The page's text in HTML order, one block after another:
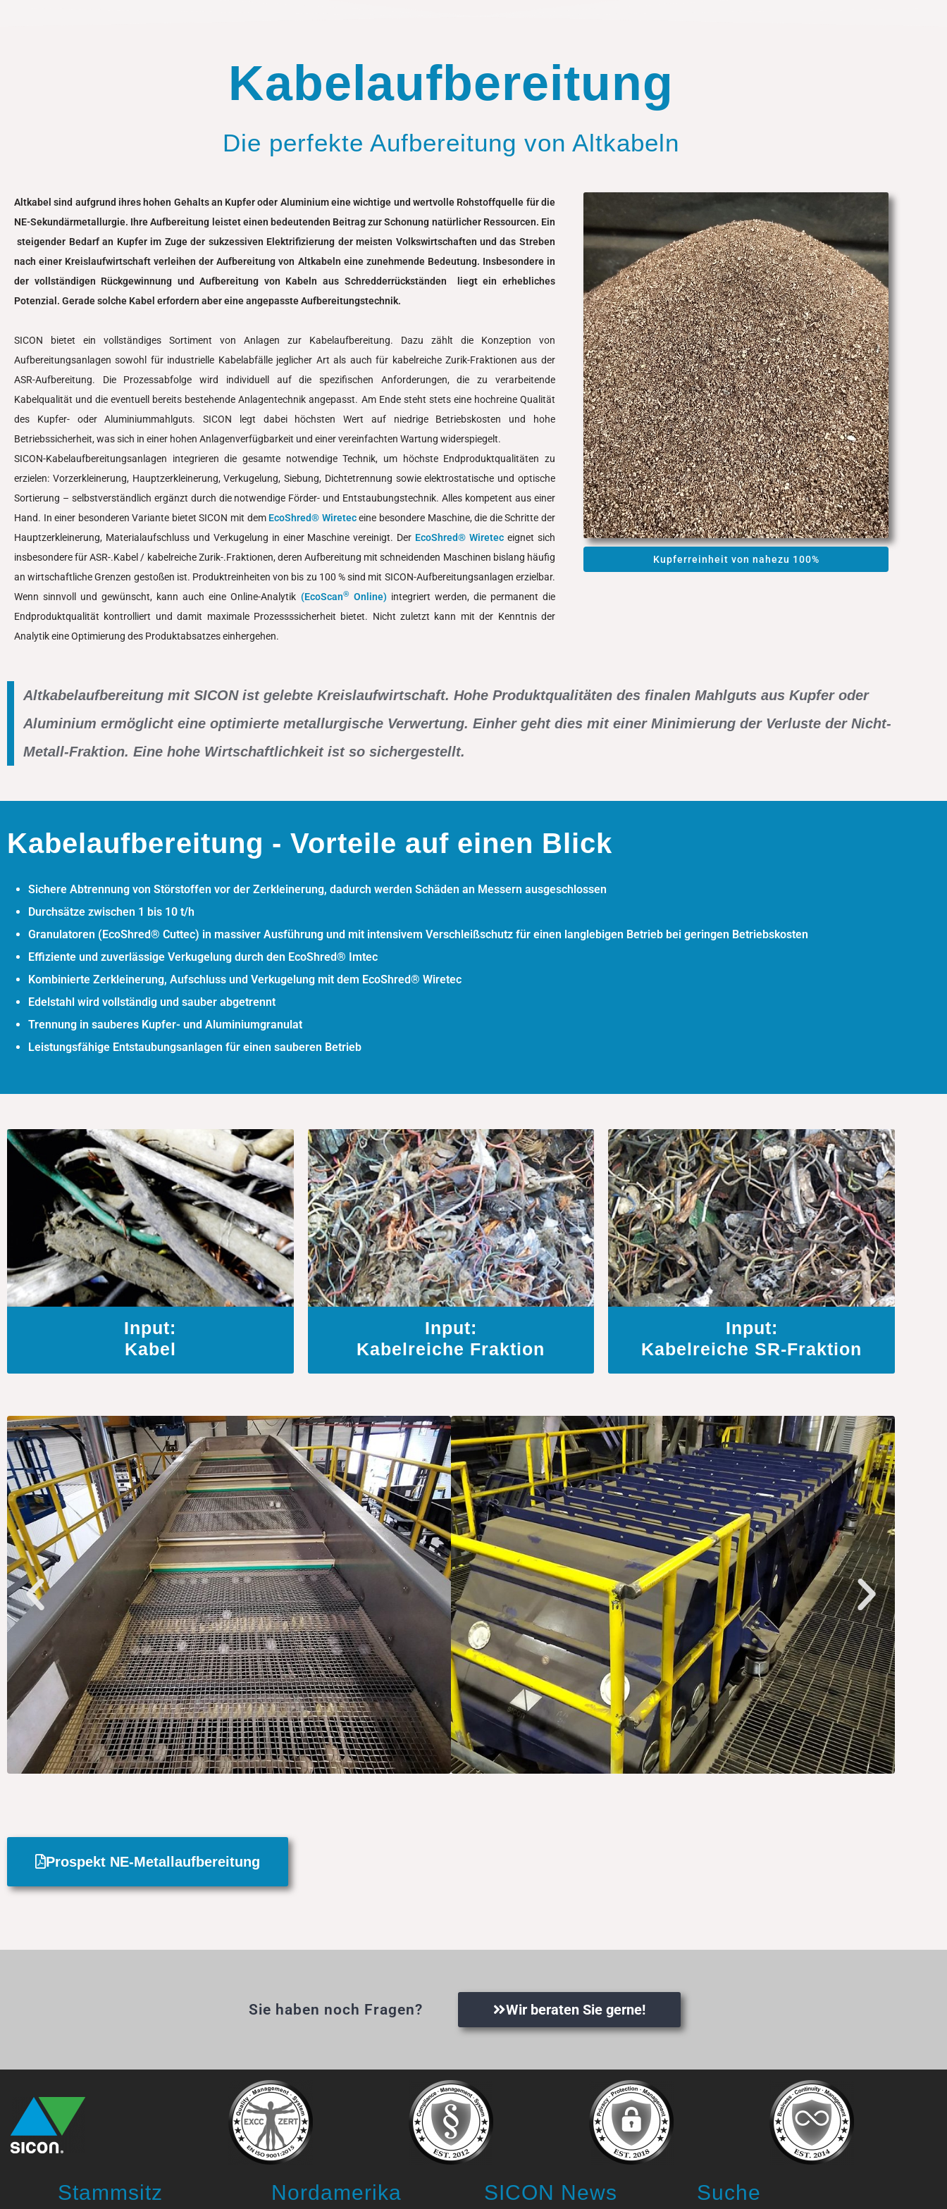
Kabelaufbereitung
Die perfekte Aufbereitung von Altkabeln
Altkabel sind aufgrund ihres hohen Gehalts an Kupfer oder Aluminium eine wichtige und wertvolle Rohstoffquelle für die
NE-Sekundärmetallurgie. Ihre Aufbereitung leistet einen bedeutenden Beitrag zur Schonung natürlicher Ressourcen. Ein
steigender Bedarf an Kupfer im Zuge der sukzessiven Elektrifizierung der meisten Volkswirtschaften und das Streben
nach einer Kreislaufwirtschaft verleihen der Aufbereitung von Altkabeln eine zunehmende Bedeutung. Insbesondere in
der vollständigen Rückgewinnung und Aufbereitung von Kabeln aus Schredderrückständen liegt ein erhebliches
Potenzial. Gerade solche Kabel erfordern aber eine angepasste Aufbereitungstechnik.
SICON bietet ein vollständiges Sortiment von Anlagen zur Kabelaufbereitung. Dazu zählt die Konzeption von
Aufbereitungsanlagen sowohl für industrielle Kabelabfälle jeglicher Art als auch für kabelreiche Zurik-Fraktionen aus der
ASR-Aufbereitung. Die Prozessabfolge wird individuell auf die spezifischen Anforderungen, die zu verarbeitende
Kabelqualität und die eventuell bereits bestehende Anlagentechnik angepasst. Am Ende steht stets eine hochreine Qualität
des Kupfer- oder Aluminiummahlguts. SICON legt dabei höchsten Wert auf niedrige Betriebskosten und hohe
Betriebssicherheit, was sich in einer hohen Anlagenverfügbarkeit und einer vereinfachten Wartung widerspiegelt.
SICON-Kabelaufbereitungsanlagen integrieren die gesamte notwendige Technik, um höchste Endproduktqualitäten zu
erzielen: Vorzerkleinerung, Hauptzerkleinerung, Verkugelung, Siebung, Dichtetrennung sowie elektrostatische und optische
Sortierung – selbstverständlich ergänzt durch die notwendige Förder- und Entstaubungstechnik. Alles kompetent aus einer
Hand. In einer besonderen Variante bietet SICON mit dem EcoShred® Wireteceine besondere Maschine, die die Schritte der
Hauptzerkleinerung, Materialaufschluss und Verkugelung in einer Maschine vereinigt. Der EcoShred® Wiretec eignet sich
insbesondere für ASR-.Kabel / kabelreiche Zurik-.Fraktionen, deren Aufbereitung mit schneidenden Maschinen bislang häufig
an wirtschaftliche Grenzen gestoßen ist. Produktreinheiten von bis zu 100 % sind mit SICON-Aufbereitungsanlagen erzielbar.
Wenn sinnvoll und gewünscht, kann auch eine Online-Analytik (EcoScan® Online) integriert werden, die permanent die
Endproduktqualität kontrolliert und damit maximale Prozessssicherheit bietet. Nicht zuletzt kann mit der Kenntnis der
Analytik eine Optimierung des Produktabsatzes einhergehen.
Kupferreinheit von nahezu 100%
Altkabelaufbereitung mit SICON ist gelebte Kreislaufwirtschaft. Hohe Produktqualitäten des finalen Mahlguts aus Kupfer oder
Aluminium ermöglicht eine optimierte metallurgische Verwertung. Einher geht dies mit einer Minimierung der Verluste der Nicht-
Metall-Fraktion. Eine hohe Wirtschaftlichkeit ist so sichergestellt.
Kabelaufbereitung - Vorteile auf einen Blick
Sichere Abtrennung von Störstoffen vor der Zerkleinerung, dadurch werden Schäden an Messern ausgeschlossen
Durchsätze zwischen 1 bis 10 t/h
Granulatoren (EcoShred® Cuttec) in massiver Ausführung und mit intensivem Verschleißschutz für einen langlebigen Betrieb bei geringen Betriebskosten
Effiziente und zuverlässige Verkugelung durch den EcoShred® Imtec
Kombinierte Zerkleinerung, Aufschluss und Verkugelung mit dem EcoShred® Wiretec
Edelstahl wird vollständig und sauber abgetrennt
Trennung in sauberes Kupfer- und Aluminiumgranulat
Leistungsfähige Entstaubungsanlagen für einen sauberen Betrieb
Input:
Kabel
Output:
Aluminium / Kupfer
Input:
Kabelreiche Fraktion
Output:
Aluminium / Kupfer
Input:
Kabelreiche SR-Fraktion
Output:
Aluminium / Kupfer
Prospekt NE-Metallaufbereitung
Sie haben noch Fragen? Wir beraten Sie gerne!
Stammsitz Nordamerika SICON News Suche